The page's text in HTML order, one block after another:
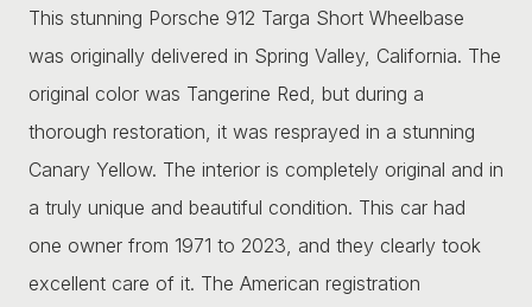
This stunning Porsche 912 Targa Short Wheelbase
was originally delivered in Spring Valley, California. The
original color was Tangerine Red, but during a
thorough restoration, it was resprayed in a stunning
Canary Yellow. The interior is completely original and in
a truly unique and beautiful condition. This car had
one owner from 1971 to 2023, and they clearly took
excellent care of it. The American registration